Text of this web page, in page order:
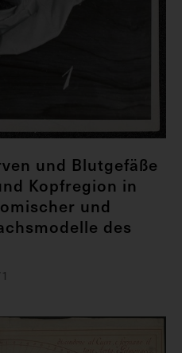
und Blutgefäße
Kopfregion in
und
des